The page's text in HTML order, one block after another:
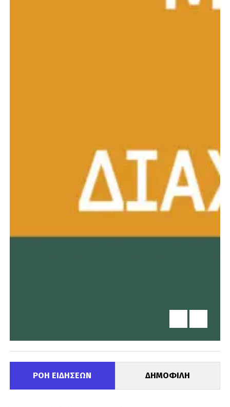
ΡΟΗ ΕΙΔΗΣΕΩΝ ΔΗΜΟΦΙΛΗ